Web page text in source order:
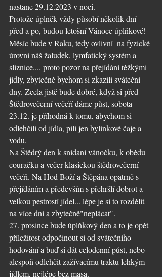
nastane 29.12.2023 v noci.
Protože úplněk vždy působí několik dní
před a po, budou letošní Vánoce úplňkové!
Měsíc bude v Raku, tedy ovlivní  na fyzické
úrovni náš žaludek, lymfatický systém a
sliznice.... proto pozor na přejídání těžkými
jídly, zbytečně bychom si zkazili sváteční
dny. Zcela jistě bude dobré, když si před
Štědrovečerní večeří dáme půst, sobota
23.12. je příhodná k tomu, abychom si
odlehčili od jídla, pili jen bylinkové čaje a
vodu.
Na Štědrý den k snídani vánočku, k obědu
couračku a večer klasickou štědrovečerní
večeři. Na Hod Boží a Štěpána opatrně s
přejídáním a především s přehršlí dobrot a
velkou pestrostí jídel... lépe je si to rozdělit
na více dní a zbytečně"neplácat".
27. prosince bude úplňkový den a to je opět
příležitost odpočinout si od svátečního
hodování a buď si dát celodenní půst, nebo
alespoň odlehčit zažívacímu traktu lehkým
jídlem, nejlépe bez masa.